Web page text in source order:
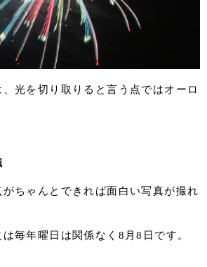
光を切り取りると言う点ではオーロ
ちゃんとできれば面白い写真が撮れ
毎年曜日は関係なく8月8日です。